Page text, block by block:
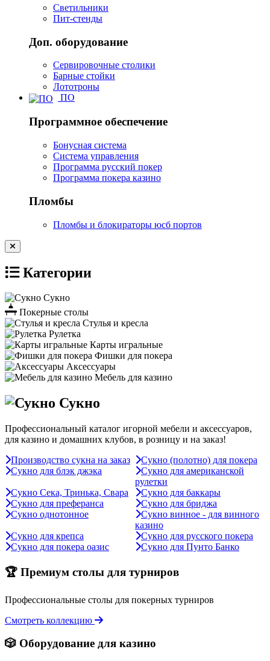
Светильники
Пит-стенды
Доп. оборудование
Сервировочные столики
Барные стойки
Лототроны
ПО
Программное обеспечение
Бонусная система
Система управления
Программа русский покер
Программа покера казино
Пломбы
Пломбы и блокираторы юсб портов
Категории
Сукно
Покерные столы
Стулья и кресла
Рулетка
Карты игральные
Фишки для покера
Аксессуары
Мебель для казино
Сукно
Профессиональный каталог игорной мебели и аксессуаров,
для казино и домашних клубов, в розницу и на заказ!
Производство сукна на заказ
Сукно (полотно) для покера
Сукно для блэк джэка
Сукно для американской
рулетки
Сукно Сека, Тринька, Свара
Сукно для баккары
Сукно для преферанса
Сукно для бриджа
Сукно однотонное
Сукно винное - для винного
казино
Сукно для крепса
Сукно для русского покера
Сукно для покера оазис
Сукно для Пунто Банко
🏆 Премиум столы для турниров
Профессиональные столы для покерных турниров
Смотреть коллекцию
🎲 Оборудование для казино